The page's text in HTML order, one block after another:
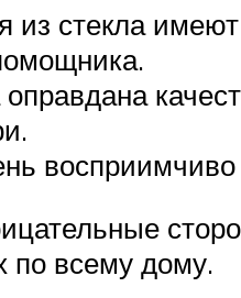
из стекла
по всему дому.